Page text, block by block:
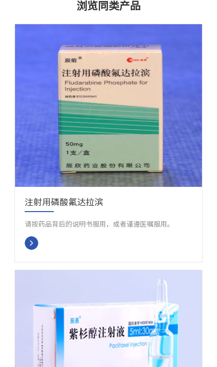
浏览同类产品
注射用磷酸氟达拉滨
请按药品背后的说明书服用，或者谨遵医嘱服用。